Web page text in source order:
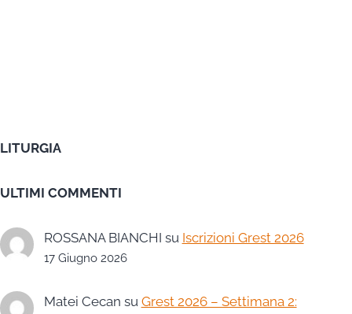
LITURGIA
ULTIMI COMMENTI
ROSSANA BIANCHI su Iscrizioni Grest 2026
17 Giugno 2026
Matei Cecan su Grest 2026 – Settimana 2: